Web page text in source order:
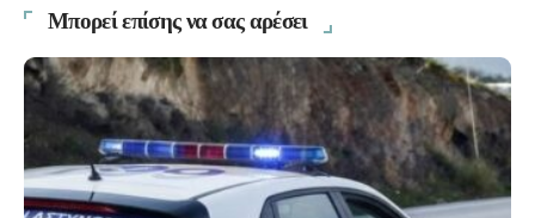
Μπορεί επίσης να σας αρέσει